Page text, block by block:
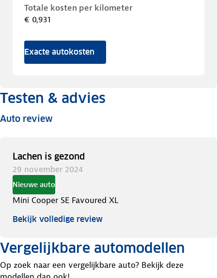
Totale kosten per kilometer
€ 0,931
Exacte autokosten
Testen & advies
Auto review
Lachen is gezond
29 november 2024
Nieuwe auto
Mini Cooper SE Favoured XL
Bekijk volledige review
Vergelijkbare automodellen
Op zoek naar een vergelijkbare auto? Bekijk deze